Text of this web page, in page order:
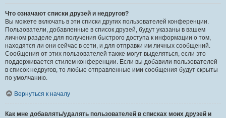
Что означают списки друзей и недругов?
Вы можете включать в эти списки других пользователей конференции.
Пользователи, добавленные в список друзей, будут указаны в вашем
личном разделе для получения быстрого доступа к информации о том,
находятся ли они сейчас в сети, и для отправки им личных сообщений.
Сообщения от этих пользователей также могут выделяться, если это
поддерживается стилем конференции. Если вы добавили пользователей
в список недругов, то любые отправленные ими сообщения будут скрыты
по умолчанию.
Вернуться к началу
Как мне добавлять/удалять пользователей в списках моих друзей и